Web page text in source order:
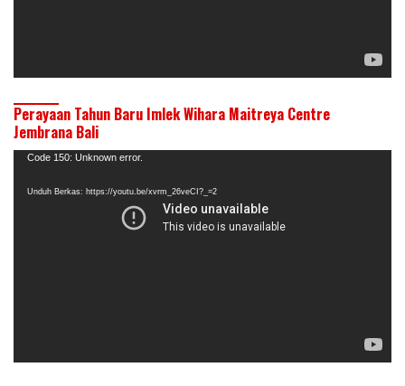
Perayaan Tahun Baru Imlek Wihara Maitreya Centre
Jembrana Bali
Pemutar
Code 150: Unknown error.
Unduh Berkas: https://youtu.be/xvrm_26veCI?_=2